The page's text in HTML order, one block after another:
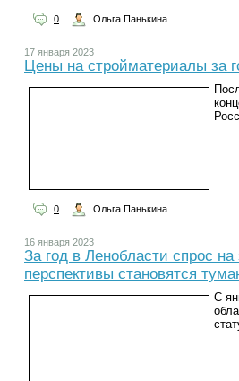
0 Ольга Панькина
17 января 2023
Цены на стройматериалы за
0 Ольга Панькина
16 января 2023
За год в Ленобласти спрос
перспективы становятся
С